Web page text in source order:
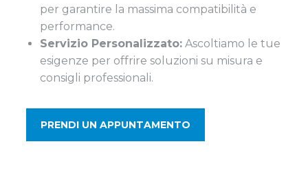
per garantire la massima compatibilità e
performance.
Servizio Personalizzato:Ascoltiamo le tue
esigenze per offrire soluzioni su misura e
consigli professionali.
PRENDI UN APPUNTAMENTO